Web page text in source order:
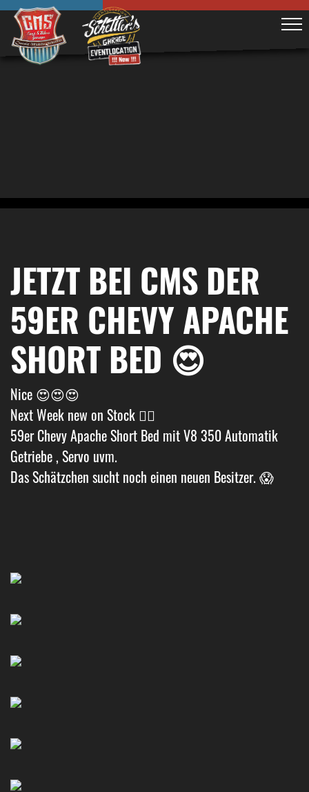
JETZT BEI CMS DER
59ER CHEVY APACHE
SHORT BED 😍
Nice 😍😍😍
Next Week new on Stock 👌🏼
59er Chevy Apache Short Bed mit V8 350 Automatik
Getriebe , Servo uvm.
Das Schätzchen sucht noch einen neuen Besitzer. 😱